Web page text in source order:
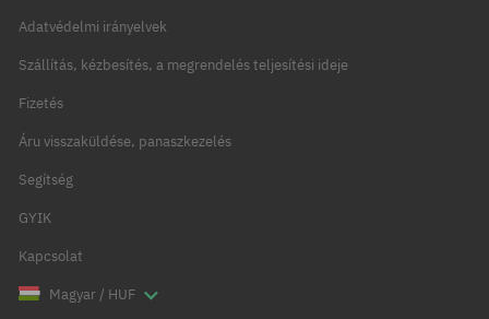
Adatvédelmi irányelvek
Szállítás, kézbesítés, a megrendelés teljesítési ideje
Fizetés
Áru visszaküldése, panaszkezelés
Segítség
GYIK
Kapcsolat
Magyar / HUF